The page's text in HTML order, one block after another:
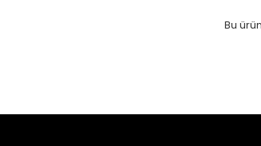
Bu